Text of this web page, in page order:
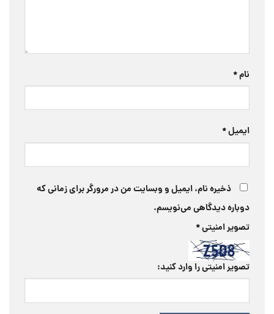
نام*
ایمیل*
ذخیره نام، ایمیل و وبسایت من در مرورگر برای زمانی که
دوباره دیدگاهی می‌نویسم.
تصویر امنیتی*
تصویر امنیتی را وارد کنید: